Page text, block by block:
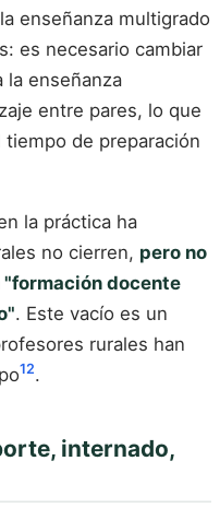
enseñanza multigrado
es necesario cambiar
la enseñanza
entre pares, lo que
de preparación
la práctica ha
no cierren, pero no
docente
. Este vacío es un
rurales han
12.
internado,